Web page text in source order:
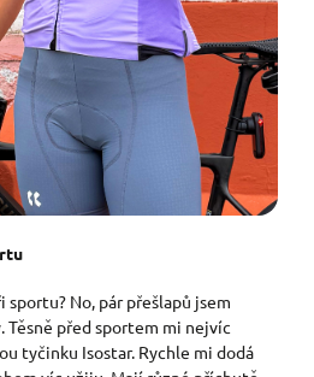
No, pár přešlapů jsem
Těsně před sportem mi nejvíc
tyčinku Isostar. Rychle mi dodá